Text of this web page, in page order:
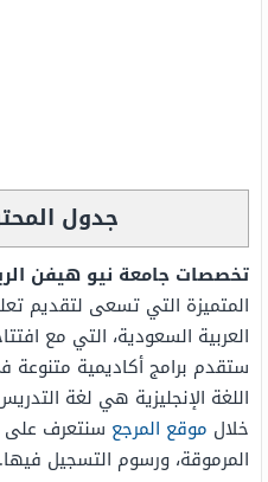
جدول
تخصصات جامعة نيو هيفن الرياض
المتميزة التي تسعى لتقديم
ستقدم برامج أكاديمية
اللغة الإنجليزية هي لغة
خلال موقع المرجع سنتعرف على
المرموقة، ورسوم التسجيل فيها.